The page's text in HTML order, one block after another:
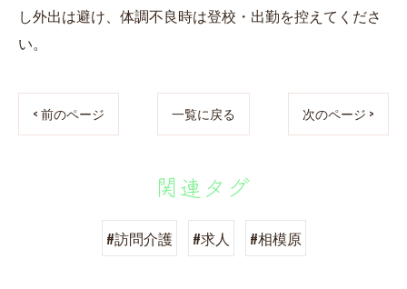
し外出は避け、体調不良時は登校・出勤を控えてくださ
い。
< 前のページ 一覧に戻る 次のページ >
関連タグ
#訪問介護 #求人 #相模原